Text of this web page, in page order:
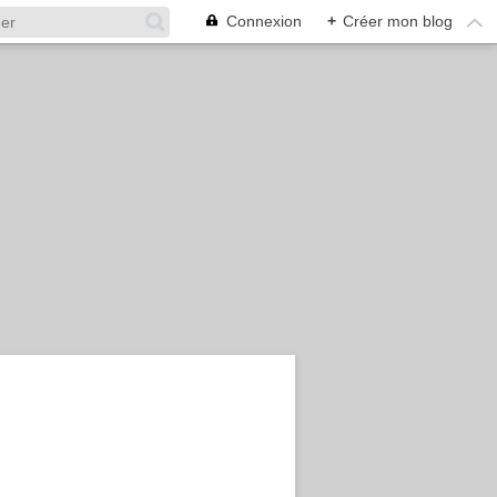
Connexion + Créer mon blog